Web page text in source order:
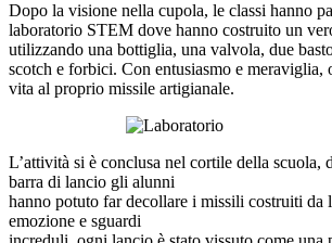
Dopo la visione nella cupola, le classi hanno
laboratorio STEM dove hanno costruito un
utilizzando una bottiglia, una valvola, due
scotch e forbici. Con entusiasmo e meraviglia,
vita al proprio missile artigianale.
L’attività si è conclusa nel cortile della scuola,
barra di lancio gli alunni
hanno potuto far decollare i missili costruiti da
emozione e sguardi